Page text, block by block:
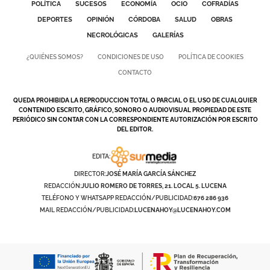
POLÍTICA SUCESOS ECONOMÍA OCIO
COFRADÍAS
DEPORTES
OPINIÓN CÓRDOBA SALUD
OBRAS
NECROLÓGICAS
GALERÍAS
¿QUIÉNES SOMOS? CONDICIONES DE USO POLÍTICA DE COOKIES
CONTACTO
QUEDA PROHIBIDA LA REPRODUCCION TOTAL O PARCIAL O EL USO DE CUALQUIER
CONTENIDO ESCRITO, GRÁFICO, SONORO O AUDIOVISUAL PROPIEDAD DE ESTE
PERIÓDICO SIN CONTAR CON LA CORRESPONDIENTE AUTORIZACIÓN POR ESCRITO
DEL EDITOR.
EDITA:
DIRECTOR:JOSÉ MARÍA GARCÍA SÁNCHEZ
REDACCIÓN:JULIO ROMERO DE TORRES, 21. LOCAL 5. LUCENA
TELÉFONO Y WHATSAPP REDACCIÓN/PUBLICIDAD:676 286 936
MAIL REDACCIÓN/PUBLICIDAD:LUCENAHOY@LUCENAHOY.COM